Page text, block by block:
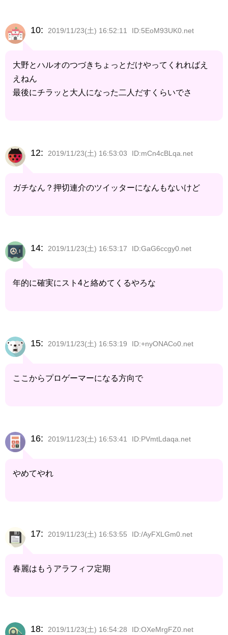
10: 2019/11/23(土) 16:52:11 ID:5EoM93UK0.net
大野とハルオのつづきちょっとだけやってくれればえ
えねん
最後にチラッと大人になった二人だすくらいでさ
12: 2019/11/23(土) 16:53:03 ID:mCn4cBLqa.net
ガチなん？押切連介のツイッターになんもないけど
14: 2019/11/23(土) 16:53:17 ID:GaG6ccgy0.net
年的に確実にスト4と絡めてくるやろな
15: 2019/11/23(土) 16:53:19 ID:+nyONACo0.net
ここからプロゲーマーになる方向で
16: 2019/11/23(土) 16:53:41 ID:PVmtLdaqa.net
やめてやれ
17: 2019/11/23(土) 16:53:55 ID:/AyFXLGm0.net
春麗はもうアラフィフ定期
18: 2019/11/23(土) 16:54:28 ID:OXeMrgFZ0.net